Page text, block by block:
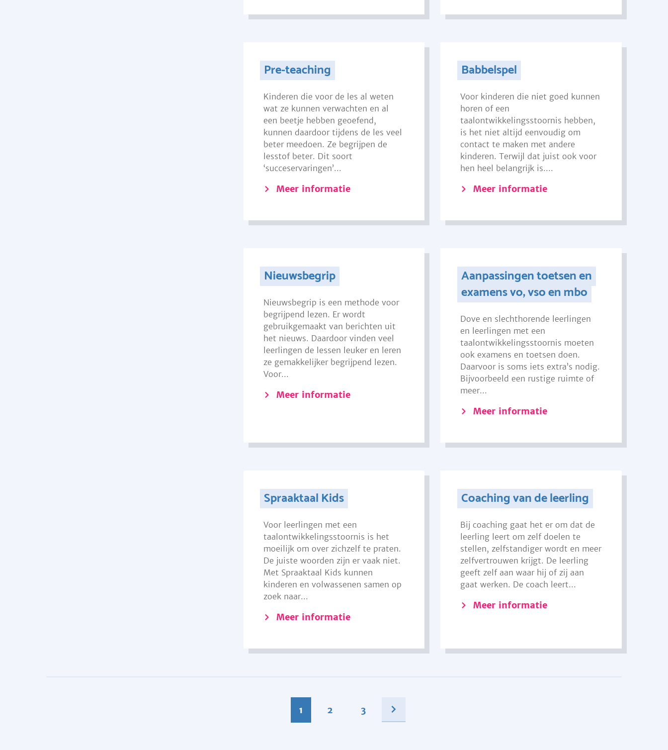
Pre-teaching
Kinderen die voor de les al weten
wat ze kunnen verwachten en al
een beetje hebben geoefend,
kunnen daardoor tijdens de les veel
beter meedoen. Ze begrijpen de
lesstof beter. Dit soort
‘succeservaringen’...
Meer informatie
Babbelspel
Voor kinderen die niet goed kunnen
horen of een
taalontwikkelingsstoornis hebben,
is het niet altijd eenvoudig om
contact te maken met andere
kinderen. Terwijl dat juist ook voor
hen heel belangrijk is....
Meer informatie
Nieuwsbegrip
Nieuwsbegrip is een methode voor
begrijpend lezen. Er wordt
gebruikgemaakt van berichten uit
het nieuws. Daardoor vinden veel
leerlingen de lessen leuker en leren
ze gemakkelijker begrijpend lezen.
Voor...
Meer informatie
Aanpassingen toetsen en
examens vo, vso en mbo
Dove en slechthorende leerlingen
en leerlingen met een
taalontwikkelingsstoornis moeten
ook examens en toetsen doen.
Daarvoor is soms iets extra’s nodig.
Bijvoorbeeld een rustige ruimte of
meer...
Meer informatie
Spraaktaal Kids
Voor leerlingen met een
taalontwikkelingsstoornis is het
moeilijk om over zichzelf te praten.
De juiste woorden zijn er vaak niet.
Met Spraaktaal Kids kunnen
kinderen en volwassenen samen op
zoek naar...
Meer informatie
Coaching van de leerling
Bij coaching gaat het er om dat de
leerling leert om zelf doelen te
stellen, zelfstandiger wordt en meer
zelfvertrouwen krijgt. De leerling
geeft zelf aan waar hij of zij aan
gaat werken. De coach leert...
Meer informatie
1 2 3